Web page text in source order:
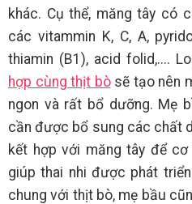
khác. Cụ thể, măng tây có
các vitammin K, C, A,
thiamin (B1), acid folid,....
hợp cùng thịt bòsẽ tạo nên
ngon và rất bổ dưỡng. Mẹ
cần được bổ sung các chất
kết hợp với măng tây để
giúp thai nhi được phát
chung với thịt bò, mẹ bầu